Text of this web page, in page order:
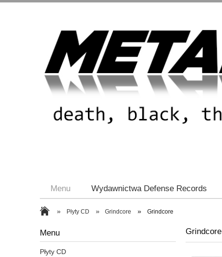
Menu Wydawnictwa Defense Records
» Płyty CD » Grindcore » Grindcore
Menu
Płyty CD
Grindcore